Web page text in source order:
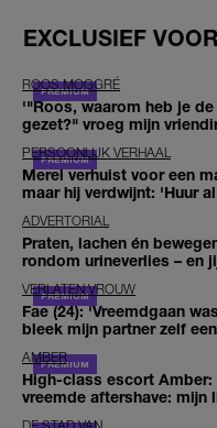
EXCLUSIEF
ROOS MOGGRÉ
'"Roos, waarom heb je
gezet?" vroeg mijn
PERSOONLIJK VERHAAL
Merel verhuist voor een
maar hij verdwijnt: 'Huur
ADVERTORIAL
Praten, lachen én
rondom urineverlies – en
VERLATEN VROUW
Fae (24): 'Vreemdgaan
bleek mijn partner zelf
AMBER
High-class escort Amber:
vreemde aftershave: mijn